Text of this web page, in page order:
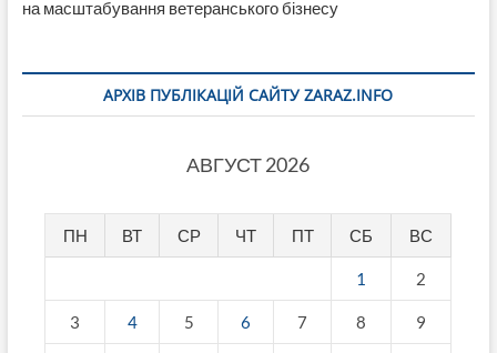
на масштабування ветеранського бізнесу
АРХІВ ПУБЛІКАЦІЙ САЙТУ ZARAZ.INFO
АВГУСТ 2026
ПН ВТ СР ЧТ ПТ СБ ВС
1 2
3 4 5 6 7 8 9